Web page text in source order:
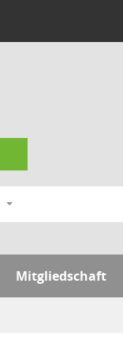
Mitgliedschaft